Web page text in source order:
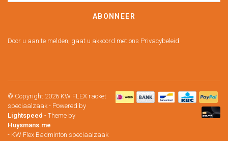
ABONNEER
Door u aan te melden, gaat u akkoord met ons Privacybeleid.
© Copyright 2026 KW FLEX racket
speciaalzaak- Powered by
Lightspeed - Theme by
Huysmans.me
- KW Flex Badminton speciaalzaak